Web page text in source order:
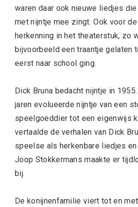
waren daar ook nieuwe liedjes
met nijntje mee zingt. Ook voor de
herkenning in het theaterstuk, zo
bijvoorbeeld een traantje gelaten
eerst naar school ging.
Dick Bruna bedacht nijntje in
jaren evolueerde nijntje van een
speelgoeddier tot een eigenwijs
vertaalde de verhalen van Dick
speelse als herkenbare liedjes
Joop Stokkermans maakte er
bij.
De konijnenfamilie viert tot en